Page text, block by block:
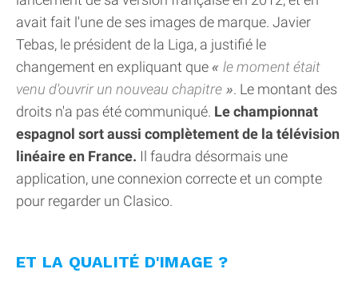
avait fait l'une de ses images de marque. Javier
Tebas, le président de la Liga, a justifié le
changement en expliquant que
le moment était
venu d'ouvrir un nouveau chapitre
. Le montant des
droits n'a pas été communiqué. Le championnat
espagnol sort aussi complètement de la télévision
linéaire en France. Il faudra désormais une
application, une connexion correcte et un compte
pour regarder un Clasico.
ET LA QUALITÉ D'IMAGE ?